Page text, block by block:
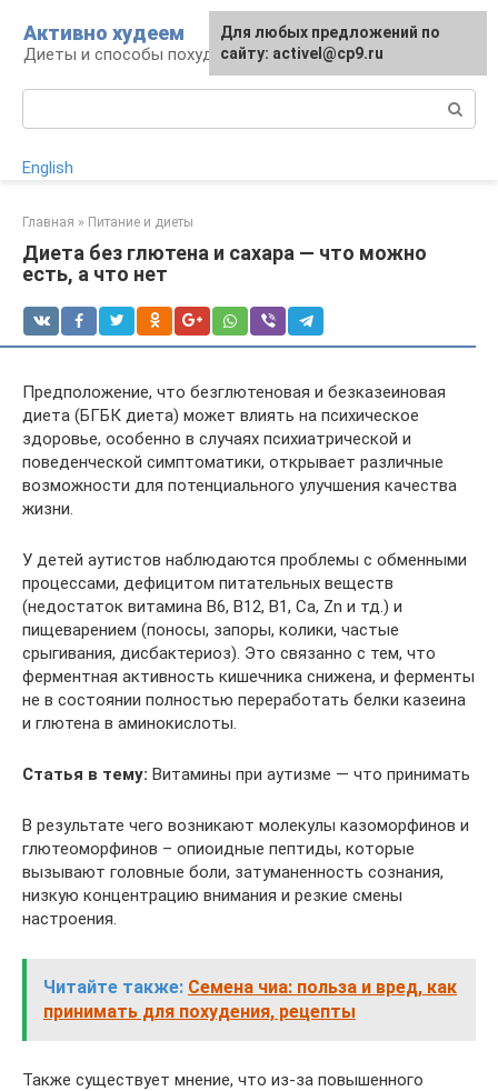
контенту
Активно худеем
Диеты и способы похудения
English
Главная » Питание и диеты
Диета без глютена и сахара — что можно
есть, а что нет
Предположение, что безглютеновая и безказеиновая
диета (БГБК диета) может влиять на психическое
здоровье, особенно в случаях психиатрической и
поведенческой симптоматики, открывает различные
возможности для потенциального улучшения качества
жизни.
У детей аутистов наблюдаются проблемы с обменными
процессами, дефицитом питательных веществ
(недостаток витамина В6, В12, В1, Ca, Zn и тд.) и
пищеварением (поносы, запоры, колики, частые
срыгивания, дисбактериоз). Это связанно с тем, что
ферментная активность кишечника снижена, и ферменты
не в состоянии полностью переработать белки казеина
и глютена в аминокислоты.
Статья в тему: Витамины при аутизме — что принимать
В результате чего возникают молекулы казоморфинов и
глютеоморфинов – опиоидные пептиды, которые
вызывают головные боли, затуманенность сознания,
низкую концентрацию внимания и резкие смены
настроения.
Читайте также: Семена чиа: польза и вред, как
принимать для похудения, рецепты
Также существует мнение, что из-за повышенного
Для любых предложений по
сайту: activel@cp9.ru